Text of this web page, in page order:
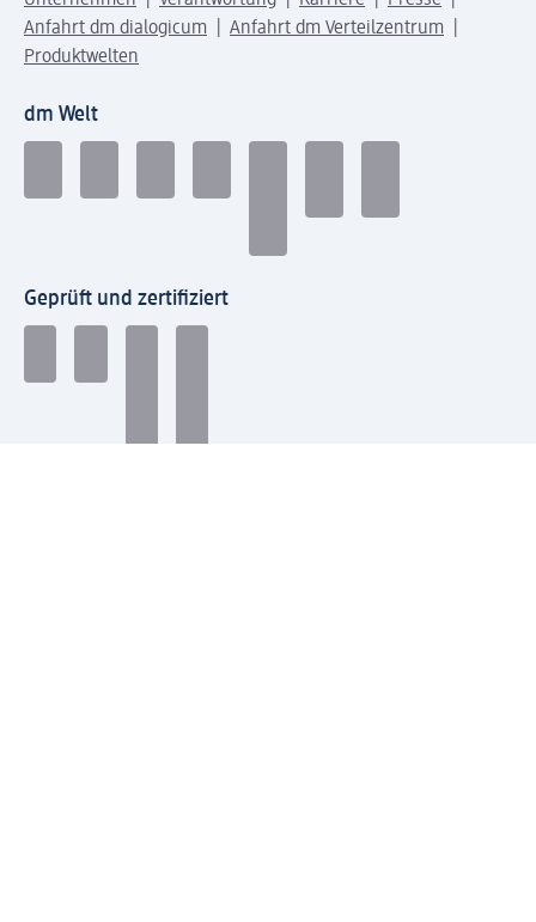
Anfahrt dm dialogicum
Anfahrt dm Verteilzentrum
Produktwelten
dm Welt
Geprüft und zertifiziert